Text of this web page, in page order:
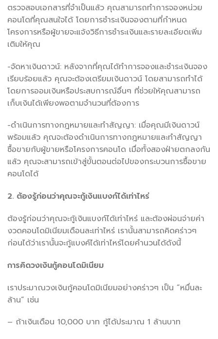
ตรวจสอบเอกสารที่จำเป็นแล้ว คุณสามารถทำการจองหน่วย
คอนโดที่คุณสนใจได้ โดยการชำระเงินจองตามที่กำหนด
โครงการหรือผู้ขายจะแจ้งวิธีการชำระเงินและรายละเอียดเพิ่ม
เติมให้คุณ
-จัดหาเงินดาวน์: หลังจากที่คุณได้ทำการจองและชำระเงินจอง
เรียบร้อยแล้ว คุณจะต้องเตรียมเงินดาวน์ โดยสามารถทำได้
โดยการออมเงินหรือประสบการณ์อื่นๆ ที่ช่วยให้คุณสามารถ
เก็บเงินได้เพียงพอตามจำนวนที่ต้องการ
-ดำเนินการทางกฎหมายและทำสัญญา: เมื่อคุณมีเงินดาวน์
พร้อมแล้ว คุณจะต้องดำเนินการทางกฎหมายและทำสัญญา
ซื้อขายกับผู้ขายหรือโครงการคอนโด เมื่อทั้งสองฝ่ายตกลงกัน
แล้ว คุณจะสามารถเข้าสู่ขั้นตอนต่อไปของกระบวนการซื้อขาย
คอนโดได้
2. ต้องรู้ก่อนว่าคุณจะกู้เงินแบงก์ได้เท่าไหร่
ต้องรู้ก่อนว่าคุณจะกู้เงินแบงก์ได้เท่าไหร่ และต้องผ่อนจ่ายค่า
งวดคอนโดมิเนียมเดือนละเท่าไหร่ เรานั้นสามารถคิดคร่าวๆ
ก่อนได้ว่าเรานั้นจะกู้แบงค์ได้เท่าไหร่โดยคำนวนได้ดังนี้
การคิดวงเงินกู้คอนโดมิเนียม
เราประมาณวงเงินกู้คอนโดมิเนียมอย่างคร่าวๆ เป็น “หมื่นละ
ล้าน” เช่น
– ถ้าเงินเดือน 10,000 บาท กู้ได้ประมาณ 1 ล้านบาท